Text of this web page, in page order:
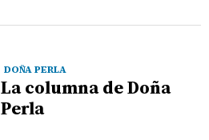
DOÑA PERLA
La columna de Doña
Perla